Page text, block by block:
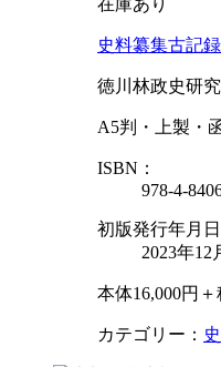
在庫あり
史料纂集古記
徳川林政史研
A5判・上製・
ISBN：
978-4-
初版発行年月日
2023年12
本体16,000円＋
カテゴリー：